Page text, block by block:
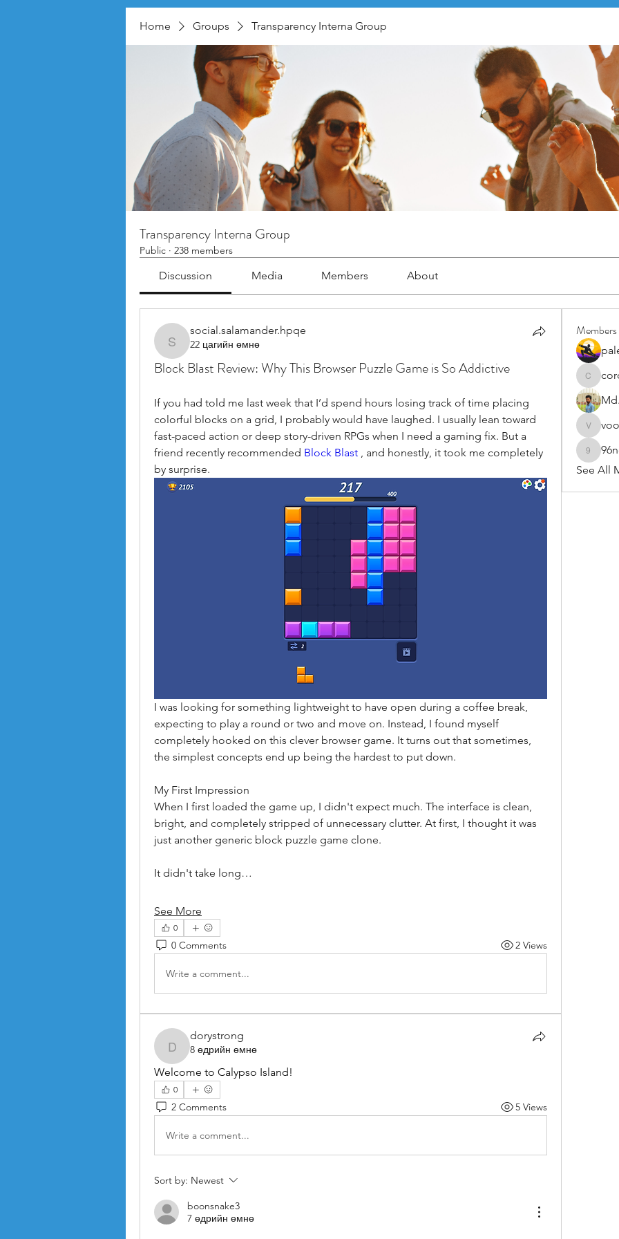
Home Groups Transparency Interna Group
Transparency Interna Group
Public · 238 members
Discussion Media Members About
social.salamander.hpqe
social.salamander.hpqe
22 цагийн өмнө
Block Blast Review: Why This Browser Puzzle Game is So Addictive
If you had told me last week that I’d spend hours losing track of time placing
colorful blocks on a grid, I probably would have laughed. I usually lean toward
fast-paced action or deep story-driven RPGs when I need a gaming fix. But a
friend recently recommended Block Blast , and honestly, it took me completely
by surprise.
I was looking for something lightweight to have open during a coffee break,
expecting to play a round or two and move on. Instead, I found myself
completely hooked on this clever browser game. It turns out that sometimes,
the simplest concepts end up being the hardest to put down.
My First Impression
When I first loaded the game up, I didn't expect much. The interface is clean,
bright, and completely stripped of unnecessary clutter. At first, I thought it was
just another generic block puzzle game clone.
It didn't take long…
See More
0
0 Comments 2 Views
Write a comment...
dorystrong
dorystrong
8 өдрийн өмнө
Welcome to Calypso Island!
0
2 Comments 5 Views
Write a comment...
Sort by: Newest
boonsnake3
7 өдрийн өмнө
Members
See All